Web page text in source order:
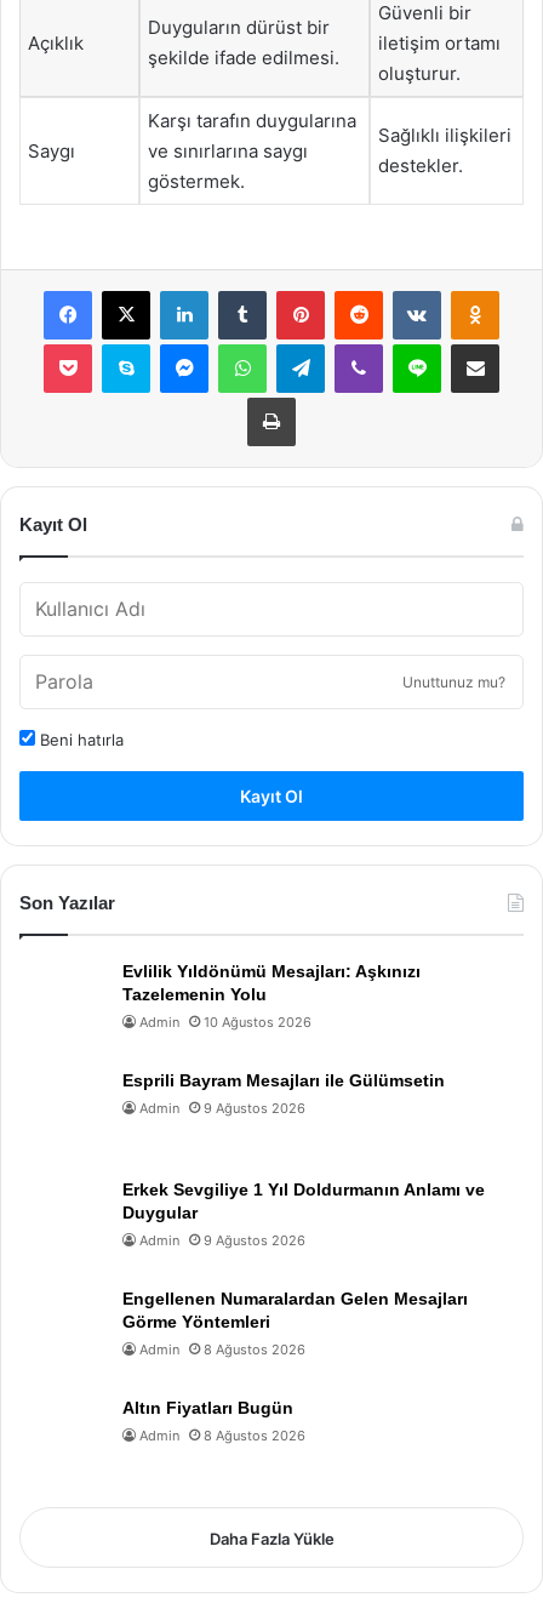
Açıklık
Duyguların dürüst bir
şekilde ifade edilmesi.
Güvenli bir
iletişim ortamı
oluşturur.
Saygı
Karşı tarafın duygularına
ve sınırlarına saygı
göstermek.
Sağlıklı ilişkileri
destekler.
Facebook
X LinkedInTumblr PinterestReddit VKontakte
Pocket Skype MessengerWhatsAppTelegramViber Line E-Posta ile
Yazdır
Kayıt Ol
Unuttunuz mu?
Beni hatırla
Kayıt Ol
Son Yazılar
Evlilik Yıldönümü Mesajları: Aşkınızı
Tazelemenin Yolu
Admin 10 Ağustos 2026
Esprili Bayram Mesajları ile Gülümsetin
Admin 9 Ağustos 2026
Erkek Sevgiliye 1 Yıl Doldurmanın Anlamı ve
Duygular
Admin 9 Ağustos 2026
Engellenen Numaralardan Gelen Mesajları
Görme Yöntemleri
Admin 8 Ağustos 2026
Altın Fiyatları Bugün
Admin 8 Ağustos 2026
Daha Fazla Yükle